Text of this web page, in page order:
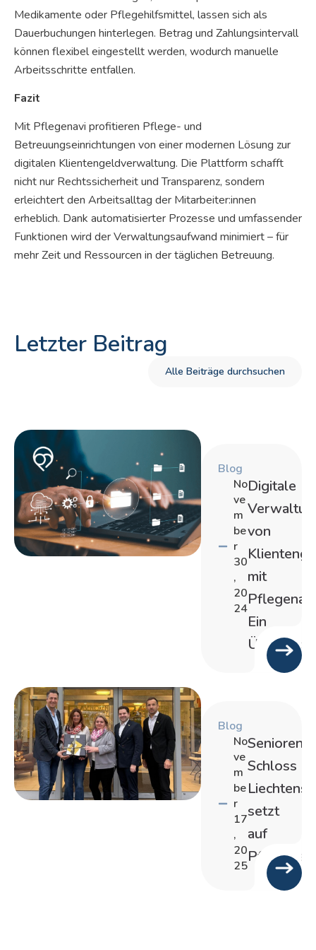
Medikamente oder Pflegehilfsmittel, lassen sich als
Dauerbuchungen hinterlegen. Betrag und Zahlungsintervall
können flexibel eingestellt werden, wodurch manuelle
Arbeitsschritte entfallen.
Fazit
Mit Pflegenavi profitieren Pflege- und
Betreuungseinrichtungen von einer modernen Lösung zur
digitalen Klientengeldverwaltung. Die Plattform schafft
nicht nur Rechtssicherheit und Transparenz, sondern
erleichtert den Arbeitsalltag der Mitarbeiter:innen
erheblich. Dank automatisierter Prozesse und umfassender
Funktionen wird der Verwaltungsaufwand minimiert – für
mehr Zeit und Ressourcen in der täglichen Betreuung.
Letzter Beitrag
Alle Beiträge durchsuchen
Blog
No
ve
m
be
r
30
,
20
24
Digitale
von
mit
Ein
Überblick
Blog
No
ve
m
be
r
17
,
20
25
Schloss
setzt
auf
Pflegenavi